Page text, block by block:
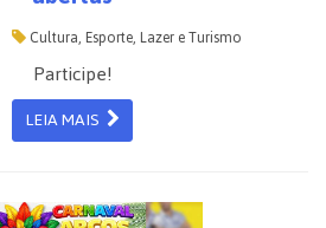
Cultura, Esporte, Lazer e Turismo
Participe!
LEIA MAIS